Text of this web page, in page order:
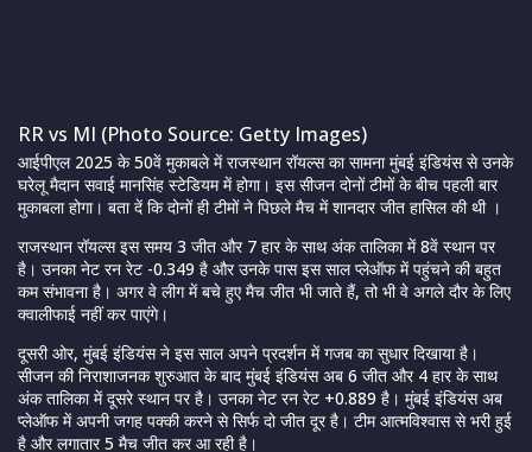
RR vs MI (Photo Source: Getty Images)
आईपीएल 2025 के 50वें मुकाबले में राजस्थान रॉयल्स का सामना मुंबई इंडियंस से उनके
घरेलू मैदान सवाई मानसिंह स्टेडियम में होगा। इस सीजन दोनों टीमों के बीच पहली बार
मुकाबला होगा। बता दें कि दोनों ही टीमों ने पिछले मैच में शानदार जीत हासिल की थी ।
राजस्थान रॉयल्स इस समय 3 जीत और 7 हार के साथ अंक तालिका में 8वें स्थान पर
है। उनका नेट रन रेट -0.349 है और उनके पास इस साल प्लेऑफ में पहुंचने की बहुत
कम संभावना है। अगर वे लीग में बचे हुए मैच जीत भी जाते हैं, तो भी वे अगले दौर के लिए
क्वालीफाई नहीं कर पाएंगे।
दूसरी ओर, मुंबई इंडियंस ने इस साल अपने प्रदर्शन में गजब का सुधार दिखाया है।
सीजन की निराशाजनक शुरुआत के बाद मुंबई इंडियंस अब 6 जीत और 4 हार के साथ
अंक तालिका में दूसरे स्थान पर है। उनका नेट रन रेट +0.889 है। मुंबई इंडियंस अब
प्लेऑफ में अपनी जगह पक्की करने से सिर्फ दो जीत दूर है। टीम आत्मविश्वास से भरी हुई
है और लगातार 5 मैच जीत कर आ रही है।